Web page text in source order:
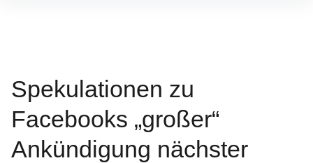
Spekulationen zu
Facebooks „großer“
Ankündigung nächster